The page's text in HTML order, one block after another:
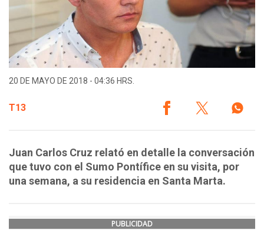
20 DE MAYO DE 2018 - 04:36 HRS.
T13
Juan Carlos Cruz relató en detalle la conversación
que tuvo con el Sumo Pontífice en su visita, por
una semana, a su residencia en Santa Marta.
PUBLICIDAD